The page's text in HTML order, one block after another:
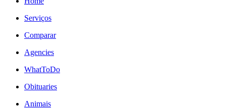
Serviços
Comparar
Agencies
WhatToDo
Obituaries
Animais